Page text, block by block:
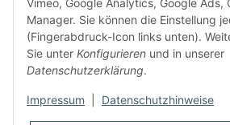
dasMOBILWERK® ist seit der Gründung
Familienunternehmen, welches sich seit
Wachstumskurs befindet. Hier haben
Geschäftszeiten immer einen
sofern Sie Fragen rund um die Produkte
Vimeo, Google Analytics, Google Ads,
Manager. Sie können die Einstellung
(Fingerabdruck-Icon links unten).
Sie unter Konfigurieren und in unserer
Datenschutzerklärung.
Impressum Datenschutzhinweise